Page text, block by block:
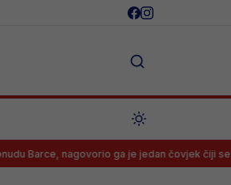
ga je jedan čovjek čiji se savjet mora